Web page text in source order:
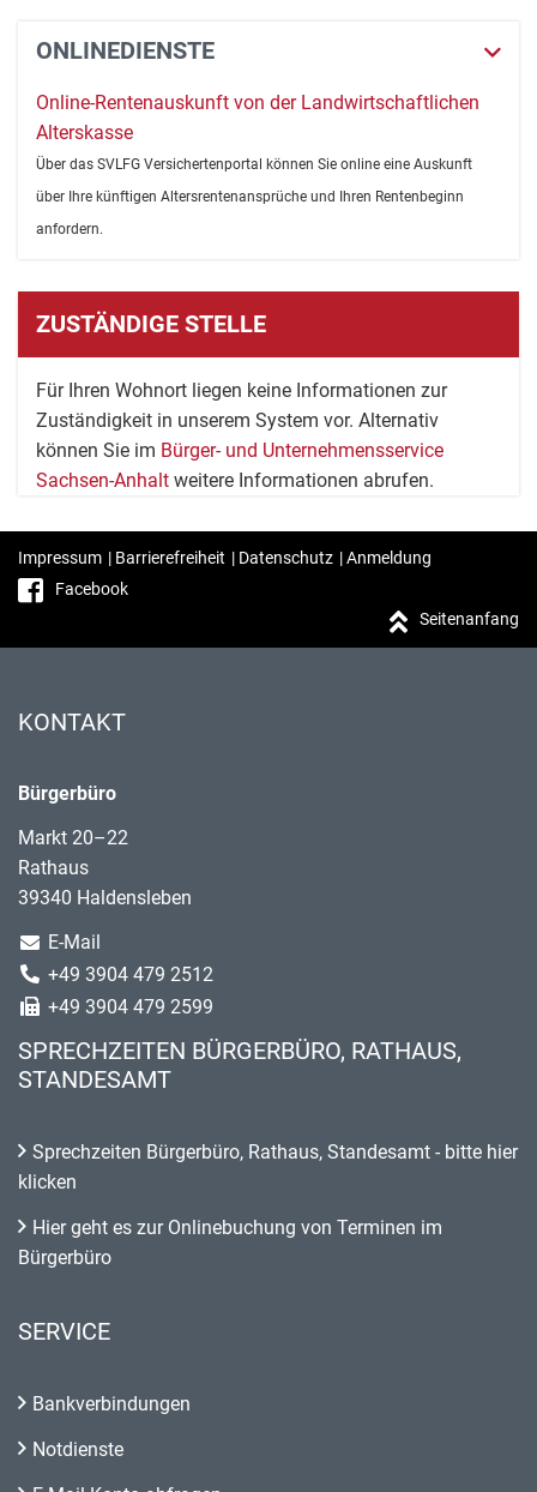
ONLINEDIENSTE
Online-Rentenauskunft von der Landwirtschaftlichen
Alterskasse
Über das SVLFG Versichertenportal können Sie online eine Auskunft
über Ihre künftigen Altersrentenansprüche und Ihren Rentenbeginn
anfordern.
ZUSTÄNDIGE STELLE
Für Ihren Wohnort liegen keine Informationen zur
Zuständigkeit in unserem System vor. Alternativ
können Sie im Bürger- und Unternehmensservice
Sachsen-Anhalt weitere Informationen abrufen.
Impressum | Barrierefreiheit | Datenschutz |Anmeldung
Facebook
Seitenanfang
KONTAKT
Bürgerbüro
Markt 20–22
Rathaus
39340 Haldensleben
E-Mail
+49 3904 479 2512
+49 3904 479 2599
SPRECHZEITEN BÜRGERBÜRO, RATHAUS,
STANDESAMT
Sprechzeiten Bürgerbüro, Rathaus, Standesamt - bitte hier
klicken
Hier geht es zur Onlinebuchung von Terminen im
Bürgerbüro
SERVICE
Bankverbindungen
Notdienste